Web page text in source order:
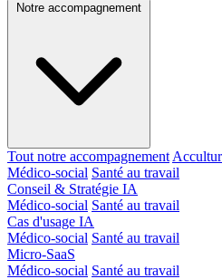
Notre accompagnement
Tout notre accompagnement
Médico-social Santé au travail
Conseil & Stratégie IA
Médico-social Santé au travail
Cas d'usage IA
Médico-social Santé au travail
Micro-SaaS
Médico-social Santé au travail